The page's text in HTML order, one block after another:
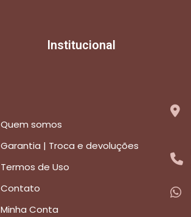
Institucional
Quem somos
Garantia | Troca e devoluções
Termos de Uso
Contato
Minha Conta